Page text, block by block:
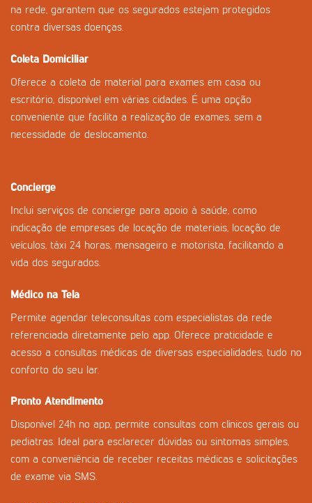
na rede, garantem que os segurados estejam protegidos
contra diversas doenças.
Coleta Domiciliar
Oferece a coleta de material para exames em casa ou
escritório, disponível em várias cidades. É uma opção
conveniente que facilita a realização de exames, sem a
necessidade de deslocamento.
Concierge
Inclui serviços de concierge para apoio à saúde, como
indicação de empresas de locação de materiais, locação de
veículos, táxi 24 horas, mensageiro e motorista, facilitando a
vida dos segurados.
Médico na Tela
Permite agendar teleconsultas com especialistas da rede
referenciada diretamente pelo app. Oferece praticidade e
acesso a consultas médicas de diversas especialidades, tudo no
conforto do seu lar.
Pronto Atendimento
Disponível 24h no app, permite consultas com clínicos gerais ou
pediatras. Ideal para esclarecer dúvidas ou sintomas simples,
com a conveniência de receber receitas médicas e solicitações
de exame via SMS.